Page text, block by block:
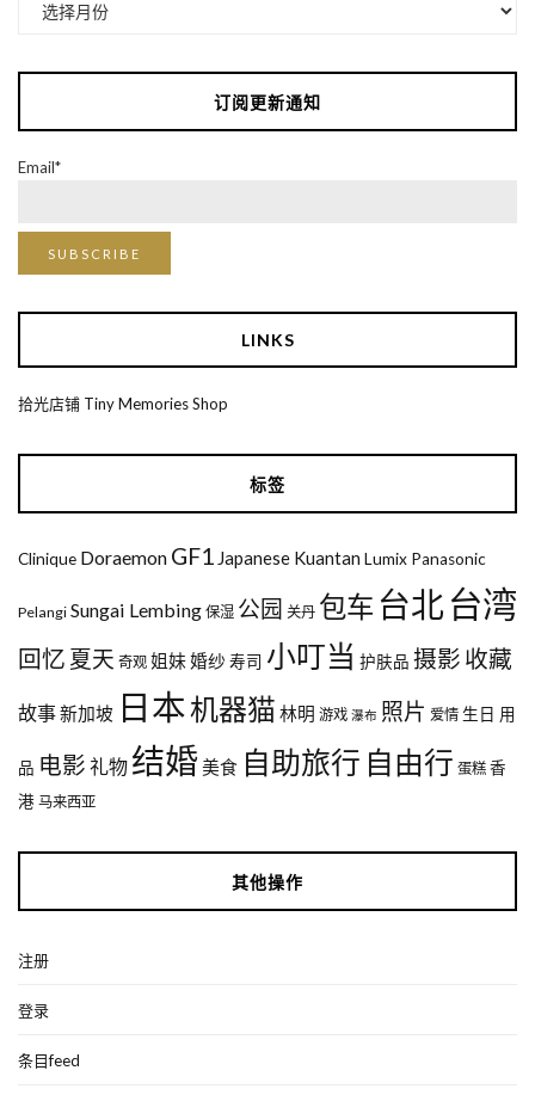
订阅更新通知
Email*
LINKS
拾光店铺 Tiny Memories Shop
标签
Clinique Doraemon GF1 Japanese Kuantan Lumix Panasonic
Pelangi Sungai Lembing 保湿 公园 关丹 包车 台北 台湾
回忆 夏天 奇观 姐妹婚纱 寿司 小叮当 护肤品 摄影 收藏
故事新加坡 日本机器猫 林明 游戏 瀑布 照片 爱情 生日 用
品 电影 礼物 结婚美食 自助旅行 自由行 蛋糕 香
港 马来西亚
其他操作
注册
登录
条目feed